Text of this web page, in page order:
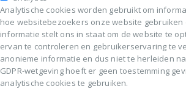
Analytische cookies worden gebruikt om
hoe websitebezoekers onze website gebruiken
informatie stelt ons in staat om de website te
ervan te controleren en gebruikerservaring te
anonieme informatie en dus niet te herleiden
GDPR-wetgeving hoeft er geen toestemming
analytische cookies te gebruiken.